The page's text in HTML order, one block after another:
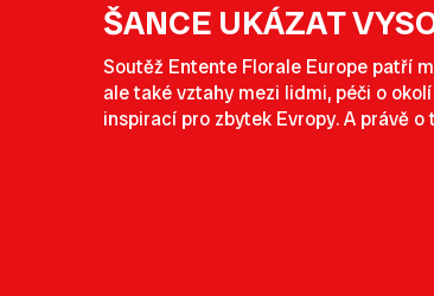
ŠANCE UKÁZAT
Soutěž Entente Florale Europe patří
ale také vztahy mezi lidmi, péči o
inspirací pro zbytek Evropy. A právě